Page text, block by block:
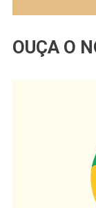
OUÇA O